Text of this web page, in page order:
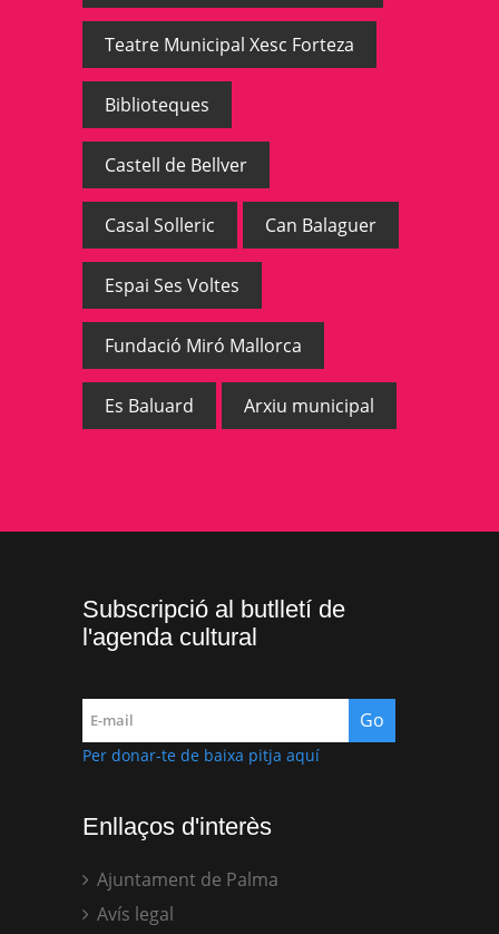
Teatre Municipal Xesc Forteza
Biblioteques
Castell de Bellver
Casal Solleric Can Balaguer
Espai Ses Voltes
Fundació Miró Mallorca
Es Baluard Arxiu municipal
Subscripció al butlletí de
l'agenda cultural
Per donar-te de baixa pitja aquí
Enllaços d'interès
Ajuntament de Palma
Avís legal